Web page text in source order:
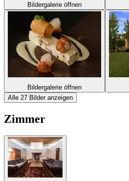
Bildergalerie öffnen
Bildergalerie öffnen
Alle 27 Bilder anzeigen
Zimmer